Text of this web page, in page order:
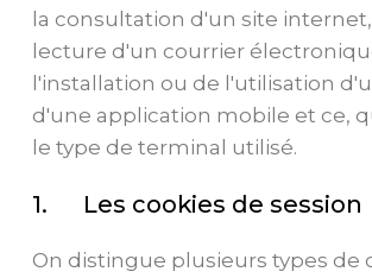
la consultation d'un site
lecture d'un courrier
l'installation ou de l'utilisation
d'une application mobile et ce,
le type de terminal utilisé.
1. Les cookies de session
On distingue plusieurs types de